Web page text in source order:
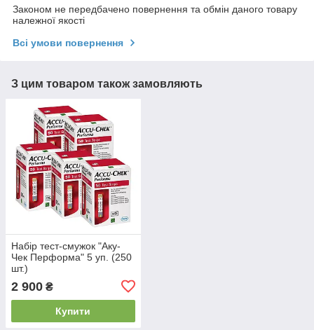
Законом не передбачено повернення та обмін даного товару
належної якості
Всі умови повернення
З цим товаром також замовляють
Набір тест-смужок "Аку-
Чек Перформа" 5 уп. (250
шт.)
2 900 ₴
Купити